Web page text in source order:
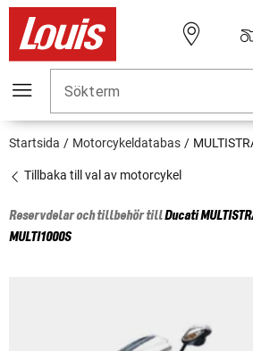
Sökterm
Startsida Motorcykeldatabas
Tillbaka till val av motorcykel
Reservdelar och tillbehör tillDucati
MULTI1000S